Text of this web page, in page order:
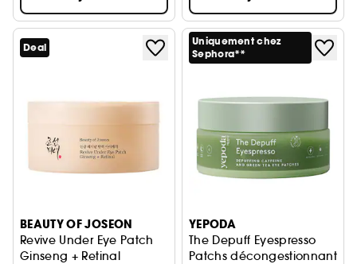
Deal
BEAUTY OF JOSEON
Revive Under Eye Patch
Ginseng + Retinal
Uniquement chez
Sephora**
YEPODA
The Depuff Eyespresso
Patchs décongestionnants